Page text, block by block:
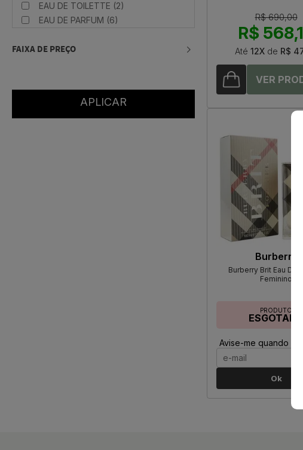
EAU DE TOILETTE (2)
EAU DE PARFUM (6)
FAIXA DE PREÇO
R$ 690,00
R$
Até 12X de R$
Burberry
Burberry Brit Eau De
Feminino
PRODUTO
ESGOTADO
Avise-me quando
Ok